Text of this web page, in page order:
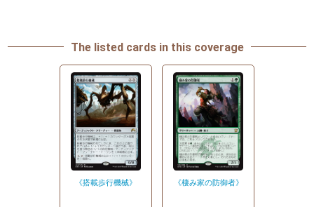
The listed cards in this coverage
《搭載歩行機械》 《棲み家の防御者》